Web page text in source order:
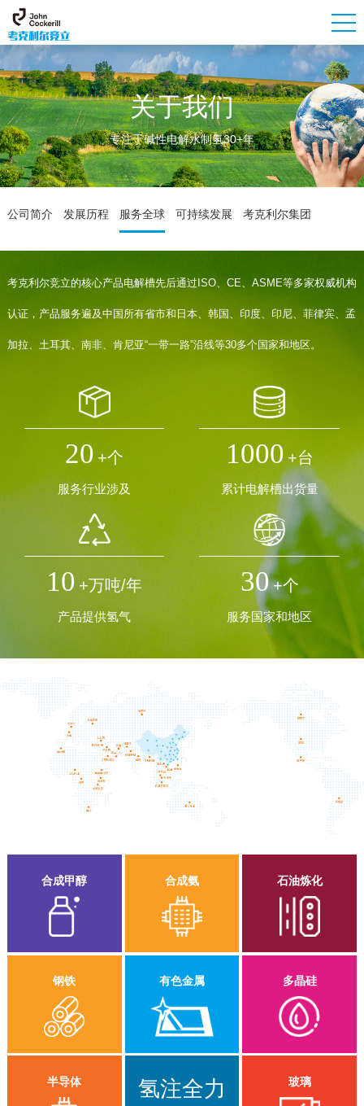
关于我们
专注于碱性电解水制氢30+年
公司简介 发展历程 服务全球 可持续发展 考克利尔集团
考克利尔竞立的核心产品电解槽先后通过ISO、CE、ASME等多家权威机构
认证，产品服务遍及中国所有省市和日本、韩国、印度、印尼、菲律宾、孟
加拉、土耳其、南非、肯尼亚“一带一路”沿线等30多个国家和地区。
20 +个
服务行业涉及
1000 +台
累计电解槽出货量
10 +万吨/年
产品提供氢气
30+个
服务国家和地区
合成甲醇 合成氨 石油炼化
钢铁 有色金属 多晶硅
半导体 玻璃
氢注全力
合成甲醇
氢气可以用于合成甲醇。合成甲醇由于其生产成本较低且用途广
泛，为有机化学工业的主要原料之一，亦为重要的石油化学品。此
外甲醇尚可作为溶剂与燃料，若有需要还可制氢气，也是储运氢气
随着可再生能源制氢成本的不断下降，全球都在积极探索“绿氢”在水
泥等高耗能行业作为高品质原料和热源方面的应用，开展“以氢代
煤”的水泥熟料煅烧技术示范项目，推动水泥行业低碳转型。
在科研方面，氢气有着重要的作用，如研究碱液电解水制氢系统与
风、光等可再生能源系统耦合机理，研究氢气纯度、电解效率情况
的小规模测试等，实现可再生能源的大规模电解水制氢液等。